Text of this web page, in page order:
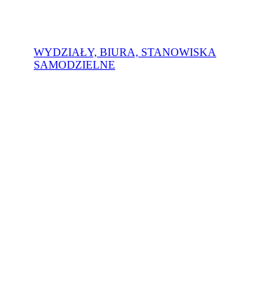
WYDZIAŁY, BIURA, STANOWISKA
SAMODZIELNE